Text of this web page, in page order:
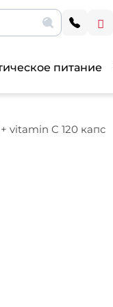
питание
vitamin C 120 капс